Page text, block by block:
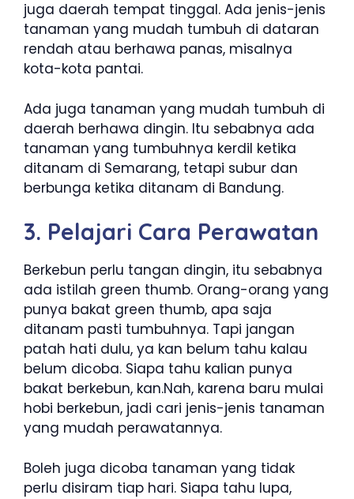
juga daerah tempat tinggal. Ada jenis-jenis
tanaman yang mudah tumbuh di dataran
rendah atau berhawa panas, misalnya
kota-kota pantai.
Ada juga tanaman yang mudah tumbuh di
daerah berhawa dingin. Itu sebabnya ada
tanaman yang tumbuhnya kerdil ketika
ditanam di Semarang, tetapi subur dan
berbunga ketika ditanam di Bandung.
3. Pelajari Cara Perawatan
Berkebun perlu tangan dingin, itu sebabnya
ada istilah green thumb. Orang-orang yang
punya bakat green thumb, apa saja
ditanam pasti tumbuhnya. Tapi jangan
patah hati dulu, ya kan belum tahu kalau
belum dicoba. Siapa tahu kalian punya
bakat berkebun, kan.Nah, karena baru mulai
hobi berkebun, jadi cari jenis-jenis tanaman
yang mudah perawatannya.
Boleh juga dicoba tanaman yang tidak
perlu disiram tiap hari. Siapa tahu lupa,